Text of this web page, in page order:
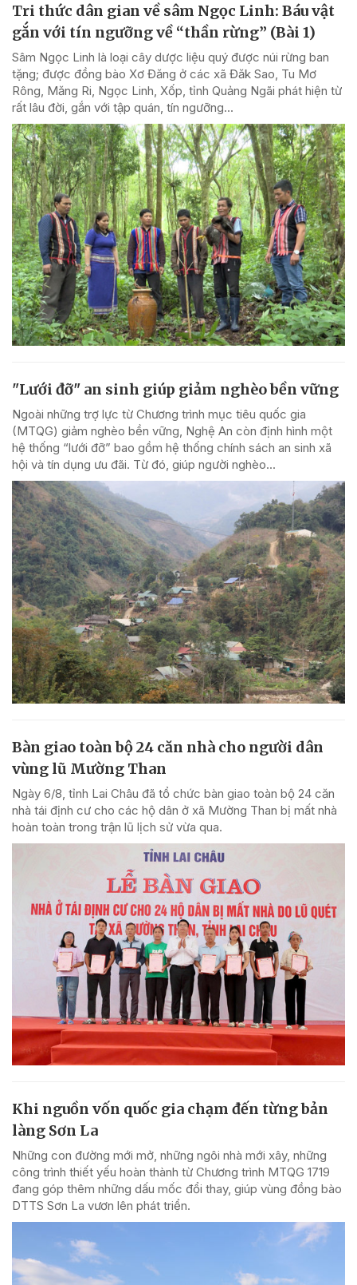
Tri thức dân gian về sâm Ngọc Linh: Báu vật
gắn với tín ngưỡng về “thần rừng” (Bài 1)
Sâm Ngọc Linh là loại cây dược liệu quý được núi rừng ban
tặng; được đồng bào Xơ Đăng ở các xã Đăk Sao, Tu Mơ
Rông, Măng Ri, Ngọc Linh, Xốp, tỉnh Quảng Ngãi phát hiện từ
rất lâu đời, gắn với tập quán, tín ngưỡng...
"Lưới đỡ" an sinh giúp giảm nghèo bền vững
Ngoài những trợ lực từ Chương trình mục tiêu quốc gia
(MTQG) giảm nghèo bền vững, Nghệ An còn định hình một
hệ thống “lưới đỡ” bao gồm hệ thống chính sách an sinh xã
hội và tín dụng ưu đãi. Từ đó, giúp người nghèo...
Bàn giao toàn bộ 24 căn nhà cho người dân
vùng lũ Mường Than
Ngày 6/8, tỉnh Lai Châu đã tổ chức bàn giao toàn bộ 24 căn
nhà tái định cư cho các hộ dân ở xã Mường Than bị mất nhà
hoàn toàn trong trận lũ lịch sử vừa qua.
Khi nguồn vốn quốc gia chạm đến từng bản
làng Sơn La
Những con đường mới mở, những ngôi nhà mới xây, những
công trình thiết yếu hoàn thành từ Chương trình MTQG 1719
đang góp thêm những dấu mốc đổi thay, giúp vùng đồng bào
DTTS Sơn La vươn lên phát triển.